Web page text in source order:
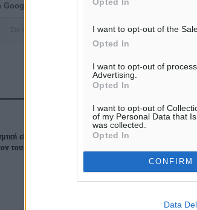
I want to opt-out of the
Opted In
I want to opt-out of
Advertising.
Opted In
I want to opt-out of
of my Personal Data that
was collected.
Opted In
CONFIRM
Data
↗ Ακολουθήστε μας στο Google
Στο Google News πατήστε ★ Ακολουθήστε
εξέλιξη η
τουρισμό
ΕΙΔΉΣΕΙΣ
Σούπερ μάρκετ:
τιμές – Eρχονται νέες
08.08.26 · 11:20